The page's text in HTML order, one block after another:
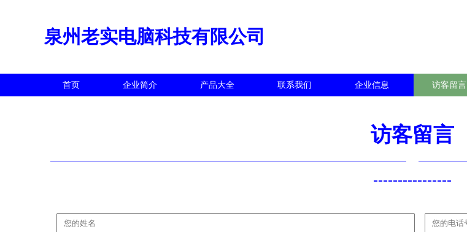
泉州老实电脑科技有限公司
首页 企业简介 产品大全 联系我们 企业信息 访客留言
访客留言
----------------